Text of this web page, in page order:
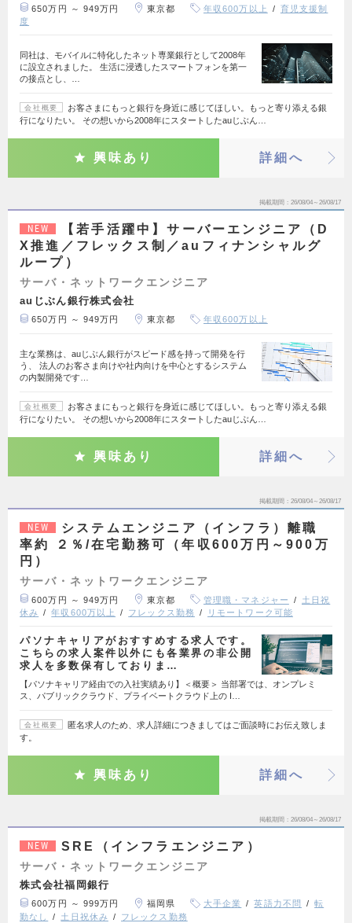
650万円 ～ 949万円 東京都 年収600万以上
育児支援制
度
同社は、モバイルに特化したネット専業銀行として2008年
に設立されました。 生活に浸透したスマートフォンを第一
の接点とし、…
会社概要
お客さまにもっと銀行を身近に感じてほしい。もっと寄り添える銀
行になりたい。 その想いから2008年にスタートしたauじぶん…
興味あり 詳細へ
掲載期間 26/08/04～26/08/17
NEW
【若手活躍中】サーバーエンジニア（D
X推進／フレックス制／auフィナンシャルグ
ループ）
サーバ・ネットワークエンジニア
auじぶん銀行株式会社
650万円 ～ 949万円 東京都 年収600万以上
主な業務は、auじぶん銀行がスピード感を持って開発を行
う、 法人のお客さま向けや社内向けを中心とするシステム
の内製開発です…
会社概要
お客さまにもっと銀行を身近に感じてほしい。もっと寄り添える銀
行になりたい。 その想いから2008年にスタートしたauじぶん…
興味あり 詳細へ
掲載期間 26/08/04～26/08/17
NEW
システムエンジニア（インフラ）離職
率約 ２％/在宅勤務可（年収600万円～900万
円）
サーバ・ネットワークエンジニア
600万円 ～ 949万円 東京都 管理職・マネジャー
土日祝
休み
年収600万以上 フレックス勤務 リモートワーク可能
パソナキャリアがおすすめする求人です。
こちらの求人案件以外にも各業界の非公開
求人を多数保有しておりま…
【パソナキャリア経由での入社実績あり】＜概要＞ 当部署では、オンプレミ
ス、パブリッククラウド、プライベートクラウド上の I…
会社概要
匿名求人のため、求人詳細につきましてはご面談時にお伝え致しま
す。
興味あり 詳細へ
掲載期間 26/08/04～26/08/17
NEW SRE（インフラエンジニア）
サーバ・ネットワークエンジニア
株式会社福岡銀行
600万円 ～ 999万円 福岡県 大手企業 英語力不問
転
勤なし
土日祝休み フレックス勤務